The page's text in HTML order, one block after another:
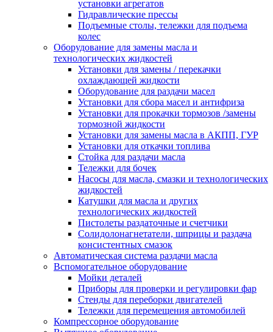
установки агрегатов
Гидравлические прессы
Подъемные столы, тележки для подъема
колес
Оборудование для замены масла и
технологических жидкостей
Установки для замены / перекачки
охлаждающей жидкости
Оборудование для раздачи масел
Установки для сбора масел и антифриза
Установки для прокачки тормозов /замены
тормозной жидкости
Установки для замены масла в АКПП, ГУР
Установки для откачки топлива
Стойка для раздачи масла
Тележки для бочек
Насосы для масла, смазки и технологических
жидкостей
Катушки для масла и других
технологических жидкостей
Пистолеты раздаточные и счетчики
Солидолонагнетатели, шприцы и раздача
консистентных смазок
Автоматическая система раздачи масла
Вспомогательное оборудование
Мойки деталей
Приборы для проверки и регулировки фар
Стенды для переборки двигателей
Тележки для перемещения автомобилей
Компрессорное оборудование